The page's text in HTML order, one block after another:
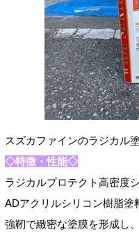
スズカファインのラジカル
◇特徴・性能◇
ラジカルプロテクト高密度
ADアクリルシリコン樹脂塗
強靭で緻密な塗膜を形成し